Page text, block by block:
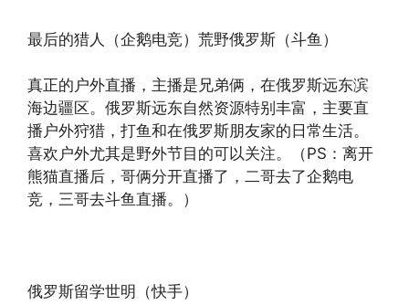
最后的猎人（企鹅电竞）荒野俄罗斯（斗鱼）
真正的户外直播，主播是兄弟俩，在俄罗斯远东滨
海边疆区。俄罗斯远东自然资源特别丰富，主要直
播户外狩猎，打鱼和在俄罗斯朋友家的日常生活。
喜欢户外尤其是野外节目的可以关注。（PS：离开
熊猫直播后，哥俩分开直播了，二哥去了企鹅电
竞，三哥去斗鱼直播。）
俄罗斯留学世明（快手）